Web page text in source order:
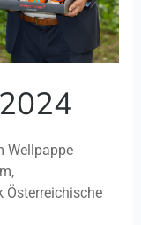
Wellpappe
Österreichische